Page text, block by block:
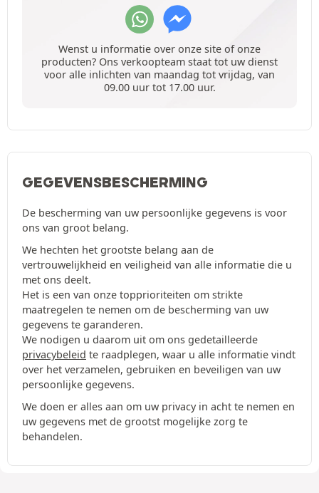
Wenst u informatie over onze site of onze
producten? Ons verkoopteam staat tot uw dienst
voor alle inlichten van maandag tot vrijdag, van
09.00 uur tot 17.00 uur.
GEGEVENSBESCHERMING
De bescherming van uw persoonlijke gegevens is voor
ons van groot belang.
We hechten het grootste belang aan de
vertrouwelijkheid en veiligheid van alle informatie die u
met ons deelt.
Het is een van onze topprioriteiten om strikte
maatregelen te nemen om de bescherming van uw
gegevens te garanderen.
We nodigen u daarom uit om ons gedetailleerde
privacybeleid te raadplegen, waar u alle informatie vindt
over het verzamelen, gebruiken en beveiligen van uw
persoonlijke gegevens.
We doen er alles aan om uw privacy in acht te nemen en
uw gegevens met de grootst mogelijke zorg te
behandelen.